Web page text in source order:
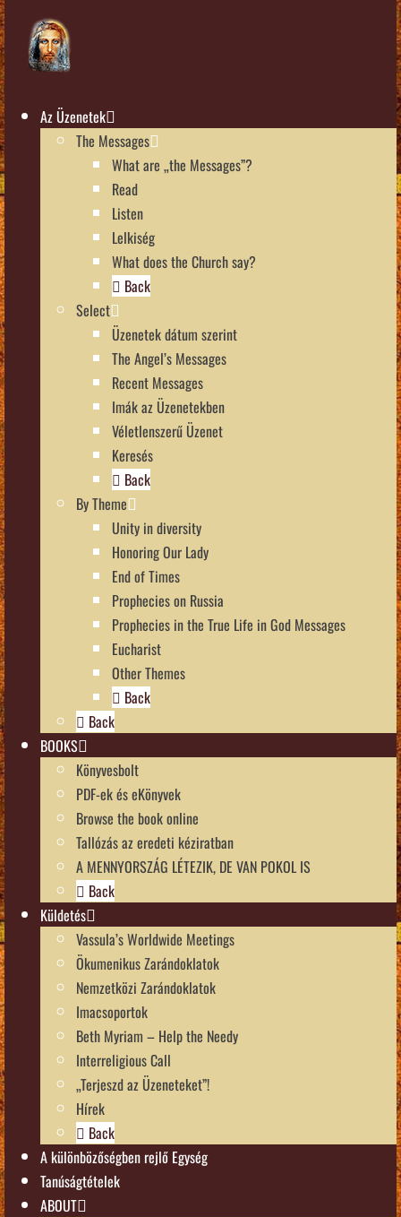
Az Üzenetek
The Messages
What are „the Messages”?
Read
Listen
Lelkiség
What does the Church say?
Back
Select
Üzenetek dátum szerint
The Angel’s Messages
Recent Messages
Imák az Üzenetekben
Véletlenszerű Üzenet
Keresés
Back
By Theme
Unity in diversity
Honoring Our Lady
End of Times
Prophecies on Russia
Prophecies in the True Life in God Messages
Eucharist
Other Themes
Back
Back
BOOKS
Könyvesbolt
PDF-ek és eKönyvek
Browse the book online
Tallózás az eredeti kéziratban
A MENNYORSZÁG LÉTEZIK, DE VAN POKOL IS
Back
Küldetés
Vassula’s Worldwide Meetings
Ökumenikus Zarándoklatok
Nemzetközi Zarándoklatok
Imacsoportok
Beth Myriam – Help the Needy
Interreligious Call
„Terjeszd az Üzeneteket”!
Hírek
Back
A különbözőségben rejlő Egység
Tanúságtételek
ABOUT